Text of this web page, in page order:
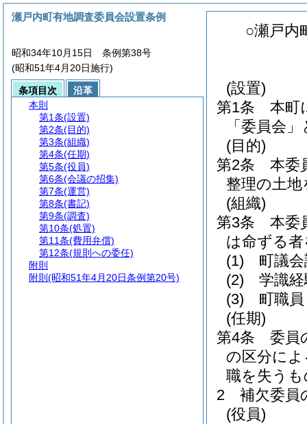
○瀬戸内
(設置)
第1条
本町
「委員会
(目的)
第2条
本委
整理の土
(組織)
第3条
本委
は命ずる
(1)
町議
(2)
学識
(3)
町職
(任期)
第4条
委員
の区分に
職を失う
2
補欠委員
(役員)
瀬戸内町有地調査委員会設置条例
昭和34年10月15日 条例第38号
(昭和51年4月20日施行)
条項目次
沿革
本則
第1条(設置)
第2条(目的)
第3条(組織)
第4条(任期)
第5条(役員)
第6条(会議の招集)
第7条(運営)
第8条(書記)
第9条(調査)
第10条(処置)
第11条(費用弁償)
第12条(規則への委任)
附則
附則 (昭和51年4月20日条例第20号)